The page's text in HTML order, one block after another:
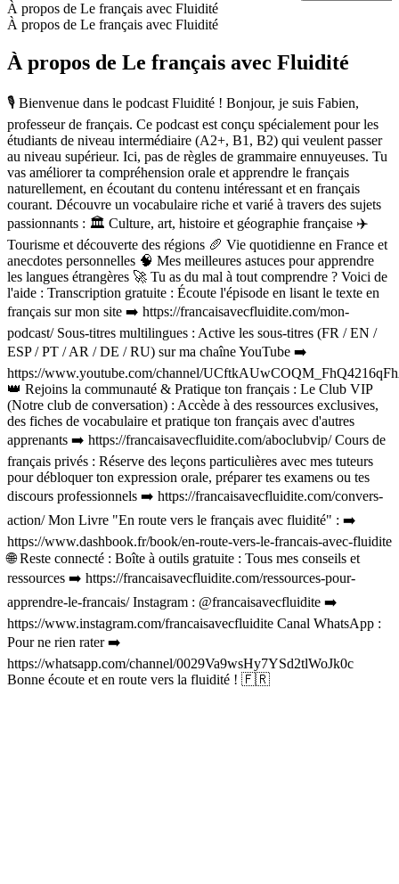
À propos de Le français avec Fluidité
À propos de Le français avec Fluidité
À propos de Le français avec Fluidité
🎙️ Bienvenue dans le podcast Fluidité ! Bonjour, je suis Fabien,
professeur de français. Ce podcast est conçu spécialement pour les
étudiants de niveau intermédiaire (A2+, B1, B2) qui veulent passer
au niveau supérieur. Ici, pas de règles de grammaire ennuyeuses. Tu
vas améliorer ta compréhension orale et apprendre le français
naturellement, en écoutant du contenu intéressant et en français
courant. Découvre un vocabulaire riche et varié à travers des sujets
passionnants : 🏛️ Culture, art, histoire et géographie française ✈️
Tourisme et découverte des régions 🥖 Vie quotidienne en France et
anecdotes personnelles 🧠 Mes meilleures astuces pour apprendre
les langues étrangères 🚀 Tu as du mal à tout comprendre ? Voici de
l'aide : Transcription gratuite : Écoute l'épisode en lisant le texte en
français sur mon site ➡️ https://francaisavecfluidite.com/mon-
podcast/ Sous-titres multilingues : Active les sous-titres (FR / EN /
ESP / PT / AR / DE / RU) sur ma chaîne YouTube ➡️
https://www.youtube.com/channel/
👑 Rejoins la communauté & Pratique ton français : Le Club VIP
(Notre club de conversation) : Accède à des ressources exclusives,
des fiches de vocabulaire et pratique ton français avec d'autres
apprenants ➡️ https://francaisavecfluidite.com/aboclubvip/ Cours de
français privés : Réserve des leçons particulières avec mes tuteurs
pour débloquer ton expression orale, préparer tes examens ou tes
discours professionnels ➡️ https://francaisavecfluidite.com/convers-
action/ Mon Livre "En route vers le français avec fluidité" : ➡️
https://www.dashbook.fr/book/en-route-vers-le-francais-avec-fluidite
🌐 Reste connecté : Boîte à outils gratuite : Tous mes conseils et
ressources ➡️ https://francaisavecfluidite.com/ressources-pour-
apprendre-le-francais/ Instagram : @francaisavecfluidite ➡️
https://www.instagram.com/francaisavecfluidite Canal WhatsApp :
Pour ne rien rater ➡️
https://whatsapp.com/channel/0029Va9wsHy7YSd2tlWoJk0c
Bonne écoute et en route vers la fluidité ! 🇫🇷